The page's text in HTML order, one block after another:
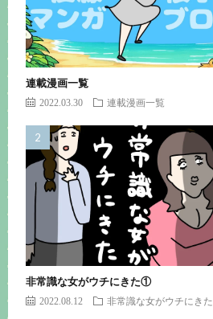
連載漫画一覧
2022.03.30 連載漫画一覧
非常識な女がウチにきた①
2022.08.12 非常識な女がウチにきた